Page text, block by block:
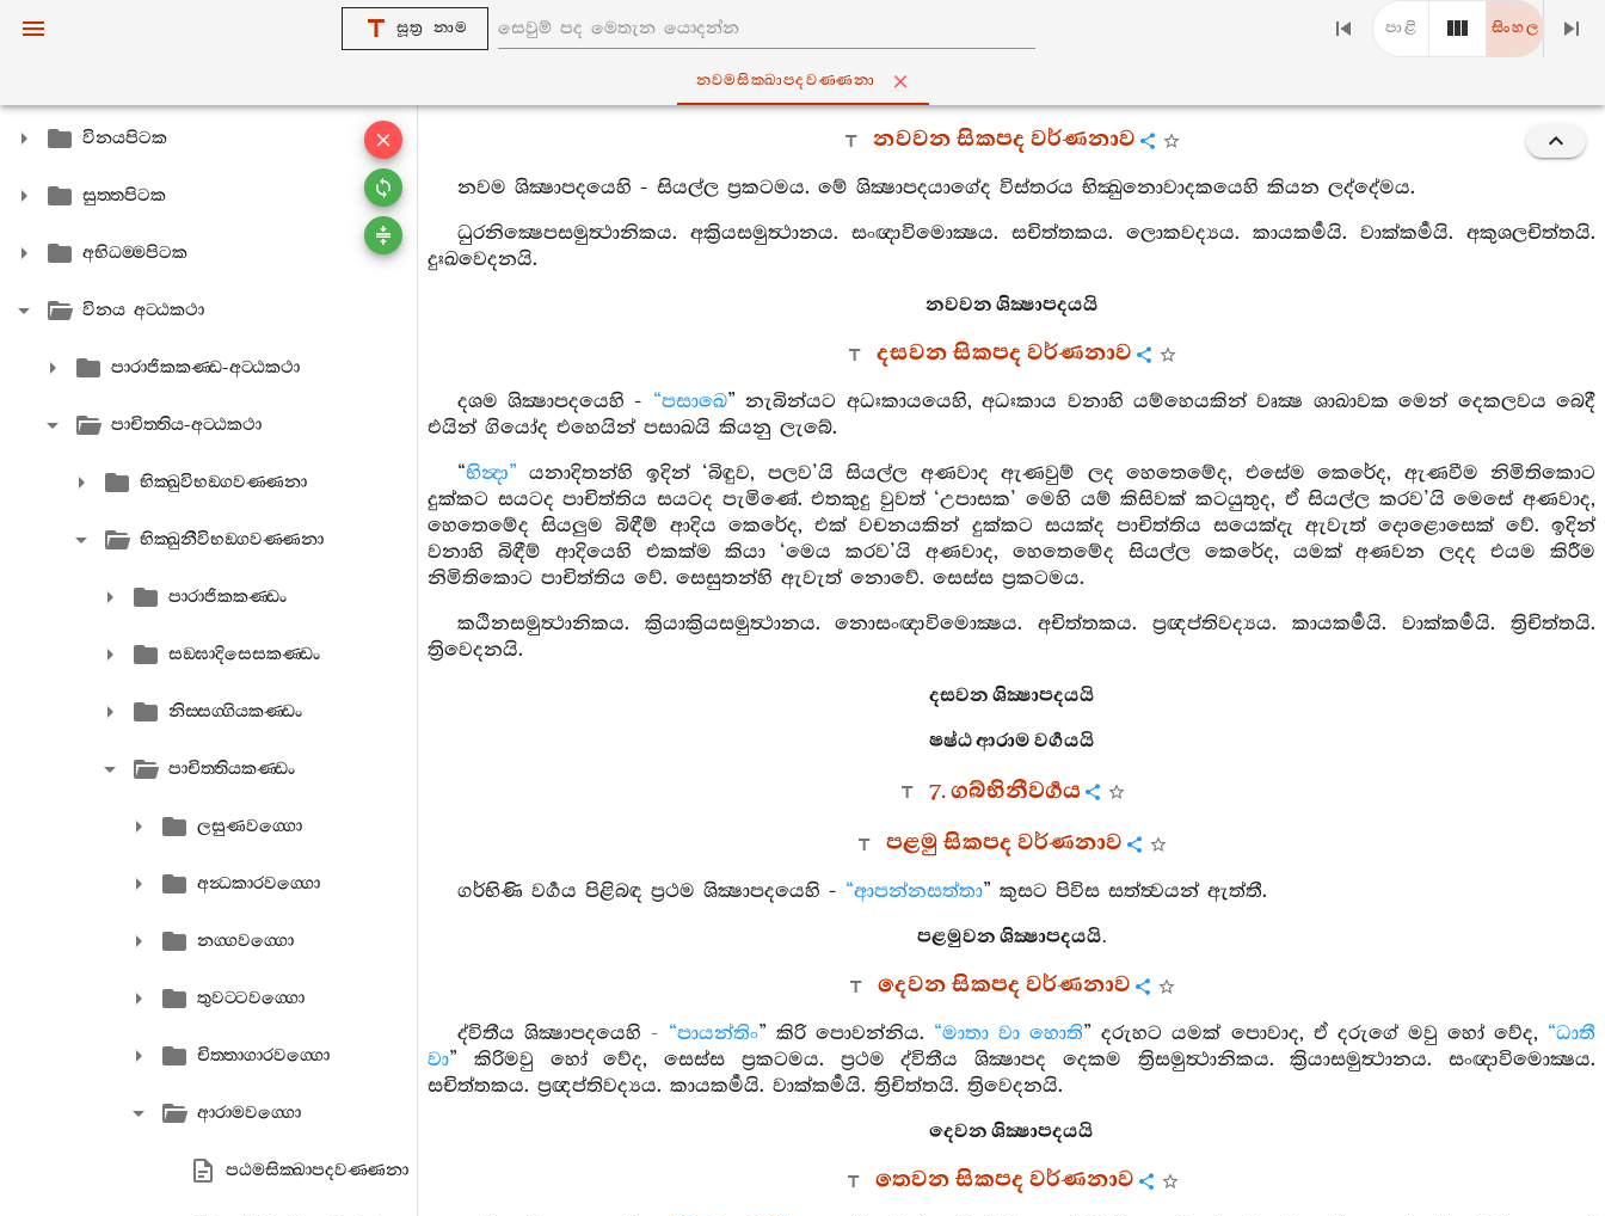
සූත්‍ර නාම පාළි සිංහල
නවමසික‍්ඛාපදවණ‍්ණනා
විනයපිටක
සුත‍්තපිටක
අභිධම‍්මපිටක
විනය අට‍්ඨකථා
පාරාජිකකණ‍්ඩ-අට‍්ඨකථා
පාචිත‍්තිය-අට‍්ඨකථා
භික‍්ඛුවිභඞ‍්ගවණ‍්ණනා
භික‍්ඛුනීවිභඞ‍්ගවණ‍්ණනා
පාරාජිකකණ‍්ඩං
සඞ‍්ඝාදිසෙසකණ‍්ඩං
නිස‍්සග‍්ගියකණ‍්ඩං
පාචිත‍්තියකණ‍්ඩං
ලසුණවග‍්ගො
අන්‍ධකාරවග‍්ගො
නග‍්ගවග‍්ගො
තුවට‍්ටවග‍්ගො
චිත‍්තාගාරවග‍්ගො
ආරාමවග‍්ගො
පඨමසික‍්ඛාපදවණ‍්ණනා
නවවන සිකපද වර්ණනාව
නවම ශික්‍ෂාපදයෙහි - සියල්ල ප්‍රකටමය. මේ ශික්‍ෂාපදයාගේද විස්තරය භික්‍ඛුනොවාදකයෙහි කියන ලද්දේමය.
ධුරනික්‍ෂෙපසමුත්‍ථානිකය. අක්‍රියසමුත්‍ථානය. සංඥාවිමොක්‍ෂය. සචිත්තකය. ලොකවද්‍යය. කායකර්‍මයි. වාක්කර්‍මයි. අකුශලචිත්තයි.
දුඃඛවෙදනයි.
නවවන ශික්‍ෂාපදයයි
දසවන සිකපද වර්ණනාව
දශම ශික්‍ෂාපදයෙහි - “පසාඛෙ” නැබින්යට අධඃකායයෙහි, අධඃකාය වනාහි යම්හෙයකින් වෘක්‍ෂ ශාඛාවක මෙන් දෙකලවය බෙදී
එයින් ගියෝද එහෙයින් පසාඛයි කියනු ලැබේ.
“භින්‍දා” යනාදිතන්හි ඉදින් ‘බිඳුව, පලව’යි සියල්ල අණවාද ඇණවුම් ලද හෙතෙමේද, එසේම කෙරේද, ඇණවීම නිමිතිකොට
දුක්කට සයටද පාචිත්තිය සයටද පැමිණේ. එතකුදු වුවත් ‘උපාසක’ මෙහි යම් කිසිවක් කටයුතුද, ඒ සියල්ල කරව’යි මෙසේ අණවාද,
හෙතෙමේද සියලුම බිඳීම් ආදිය කෙරේද, එක් වචනයකින් දුක්කට සයක්ද පාචිත්තිය සයෙක්දැ ඇවැත් දොළොසෙක් වේ. ඉදින්
වනාහි බිඳීම් ආදියෙහි එකක්ම කියා ‘මෙය කරව’යි අණවාද, හෙතෙමේද සියල්ල කෙරේද, යමක් අණවන ලදද එයම කිරීම
නිමිතිකොට පාචිත්තිය වේ. සෙසුතන්හි ඇවැත් නොවේ. සෙස්ස ප්‍රකටමය.
කඨිනසමුත්‍ථානිකය. ක්‍රියාක්‍රියසමුත්‍ථානය. නොසංඥාවිමොක්‍ෂය. අචිත්තකය. ප්‍රඥප්තිවද්‍යය. කායකර්‍මයි. වාක්කර්‍මයි. ත්‍රිචිත්තයි.
ත්‍රිවෙදනයි.
දසවන ශික්‍ෂාපදයයි
ෂෂ්ඨ ආරාම වර්‍ගයයි
7. ගබ්භිනීවර්‍ගය
පළමු සිකපද වර්ණනාව
ගර්භිණි වර්‍ගය පිළිබඳ ප්‍රථම ශික්‍ෂාපදයෙහි - “ආපන්නසත්තා” කුසට පිවිස සත්ත්‍වයන් ඇත්තී.
පළමුවන ශික්‍ෂාපදයයි.
දෙවන සිකපද වර්ණනාව
ද්විතීය ශික්‍ෂාපදයෙහි - “පායන්තිං” කිරි පොවන්නිය. “මාතා වා හොති” දරුහට යමක් පොවාද, ඒ දරුගේ මවු හෝ වේද, “ධාතී
වා” කිරිමවු හෝ වේද, සෙස්ස ප්‍රකටමය. ප්‍රථම ද්විතීය ශික්‍ෂාපද දෙකම ත්‍රිසමුත්‍ථානිකය. ක්‍රියාසමුත්‍ථානය. සංඥාවිමොක්‍ෂය.
සචිත්තකය. ප්‍රඥප්තිවද්‍යය. කායකර්‍මයි. වාක්කර්‍මයි. ත්‍රිචිත්තයි. ත්‍රිවෙදනයි.
දෙවන ශික්‍ෂාපදයයි
තෙවන සිකපද වර්ණනාව